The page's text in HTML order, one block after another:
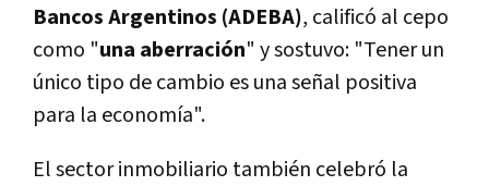
Bancos Argentinos (ADEBA), calificó al cepo
como "una aberración" y sostuvo: "Tener un
único tipo de cambio es una señal positiva
para la economía".
El sector inmobiliario también celebró la